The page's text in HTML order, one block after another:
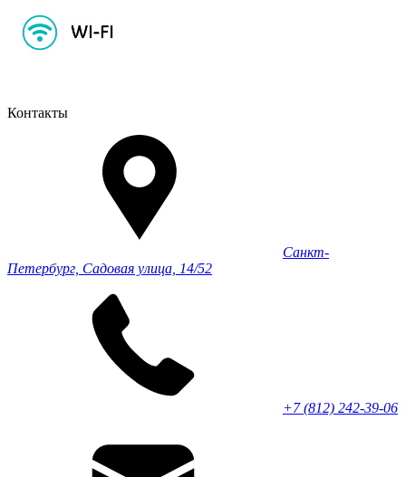
Контакты
Санкт-
Петербург, Садовая улица, 14/52
+7 (812) 242-39-06